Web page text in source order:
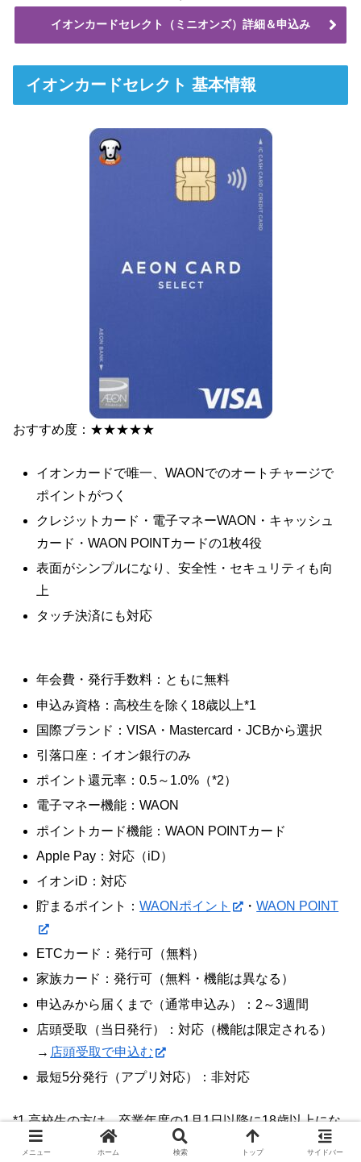
イオンカードセレクト（ミニオンズ）詳細＆申込み
イオンカードセレクト 基本情報
おすすめ度：★★★★★
イオンカードで唯一、WAONでのオートチャージで
ポイントがつく
クレジットカード・電子マネーWAON・キャッシュ
カード・WAON POINTカードの1枚4役
表面がシンプルになり、安全性・セキュリティも向
上
タッチ決済にも対応
年会費・発行手数料：ともに無料
申込み資格：高校生を除く18歳以上*1
国際ブランド：VISA・Mastercard・JCBから選択
引落口座：イオン銀行のみ
ポイント還元率：0.5～1.0%（*2）
電子マネー機能：WAON
ポイントカード機能：WAON POINTカード
Apple Pay：対応（iD）
イオンiD：対応
貯まるポイント：WAONポイント ・WAON POINT
ETCカード：発行可（無料）
家族カード：発行可（無料・機能は異なる）
申込みから届くまで（通常申込み）：2～3週間
店頭受取（当日発行）：対応（機能は限定される）
→ 店頭受取で申込む
最短5分発行（アプリ対応）：非対応
*1 高校生の方は、卒業年度の1月1日以降に18歳以上にな
っていれば申込めます。
メニュー ホーム 検索 トップ サイドバー